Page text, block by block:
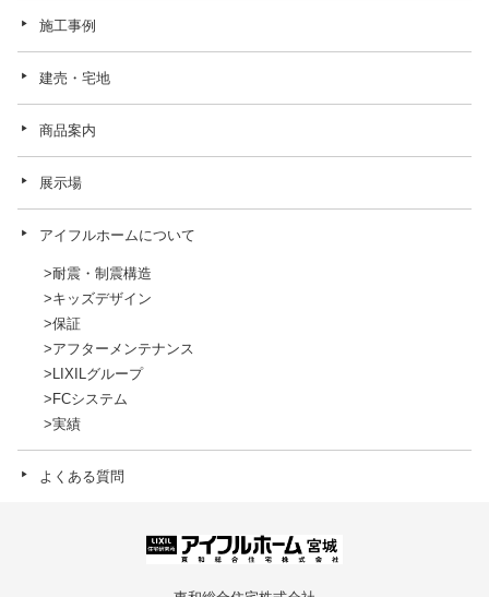
施工事例
建売・宅地
商品案内
展示場
アイフルホームについて
耐震・制震構造
キッズデザイン
保証
アフターメンテナンス
LIXILグループ
FCシステム
実績
よくある質問